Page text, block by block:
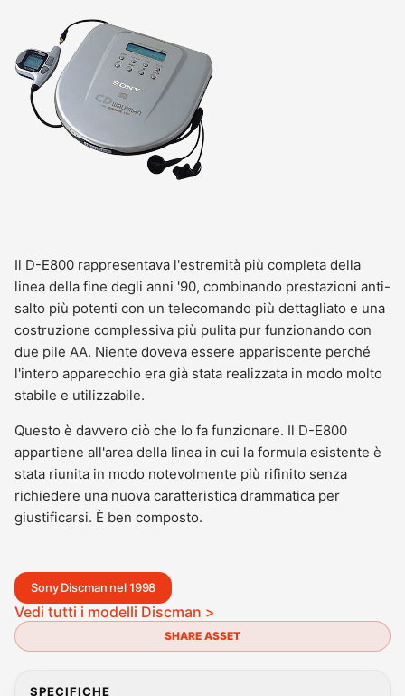
Il D-E800 rappresentava l'estremità più completa della
linea della fine degli anni '90, combinando prestazioni anti-
salto più potenti con un telecomando più dettagliato e una
costruzione complessiva più pulita pur funzionando con
due pile AA. Niente doveva essere appariscente perché
l'intero apparecchio era già stata realizzata in modo molto
stabile e utilizzabile.
Questo è davvero ciò che lo fa funzionare. Il D-E800
appartiene all'area della linea in cui la formula esistente è
stata riunita in modo notevolmente più rifinito senza
richiedere una nuova caratteristica drammatica per
giustificarsi. È ben composto.
Sony Discman nel 1998
Vedi tutti i modelli Discman >
SHARE ASSET
SPECIFICHE